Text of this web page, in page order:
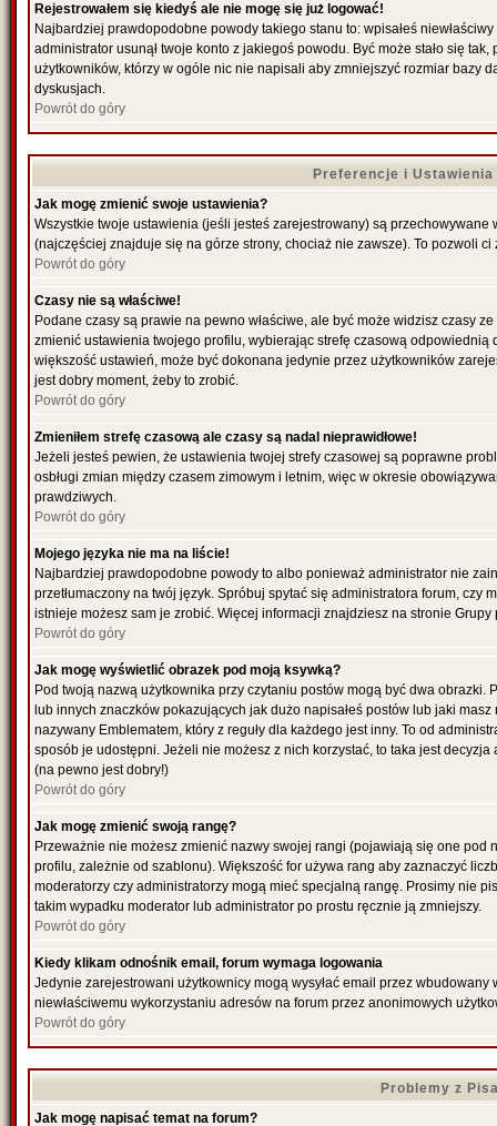
Rejestrowałem się kiedyś ale nie mogę się już logować!
Najbardziej prawdopodobne powody takiego stanu to: wpisałeś
administrator usunął twoje konto z jakiegoś powodu. Być może stało się
użytkowników, którzy w ogóle nic nie napisali aby zmniejszyć rozmiar bazy
dyskusjach.
Powrót do góry
Preferencje i
Jak mogę zmienić swoje ustawienia?
Wszystkie twoje ustawienia (jeśli jesteś zarejestrowany) są
(najczęściej znajduje się na górze strony, chociaż nie zawsze). To pozwoli
Powrót do góry
Czasy nie są właściwe!
Podane czasy są prawie na pewno właściwe, ale być może widzisz czasy
zmienić ustawienia twojego profilu, wybierając strefę czasową
większość ustawień, może być dokonana jedynie przez użytkowników
jest dobry moment, żeby to zrobić.
Powrót do góry
Zmieniłem strefę czasową ale czasy są nadal nieprawidłowe!
Jeżeli jesteś pewien, że ustawienia twojej strefy czasowej są poprawne
osbługi zmian między czasem zimowym i letnim, więc w okresie
prawdziwych.
Powrót do góry
Mojego języka nie ma na liście!
Najbardziej prawdopodobne powody to albo ponieważ administrator nie
przetłumaczony na twój język. Spróbuj spytać się administratora forum, czy
istnieje możesz sam je zrobić. Więcej informacji znajdziesz na stronie
Powrót do góry
Jak mogę wyświetlić obrazek pod moją ksywką?
Pod twoją nazwą użytkownika przy czytaniu postów mogą być dwa
lub innych znaczków pokazujących jak dużo napisałeś postów lub jaki
nazywany Emblematem, który z reguły dla każdego jest inny. To od
sposób je udostępni. Jeżeli nie możesz z nich korzystać, to taka jest
(na pewno jest dobry!)
Powrót do góry
Jak mogę zmienić swoją rangę?
Przeważnie nie możesz zmienić nazwy swojej rangi (pojawiają się one pod
profilu, zależnie od szablonu). Większość for używa rang aby zaznaczyć
moderatorzy czy administratorzy mogą mieć specjalną rangę. Prosimy nie
takim wypadku moderator lub administrator po prostu ręcznie ją zmniejszy.
Powrót do góry
Kiedy klikam odnośnik email, forum wymaga logowania
Jedynie zarejestrowani użytkownicy mogą wysyłać email przez wbudowany
niewłaściwemu wykorzystaniu adresów na forum przez anonimowych
Powrót do góry
Problemy z
Jak mogę napisać temat na forum?